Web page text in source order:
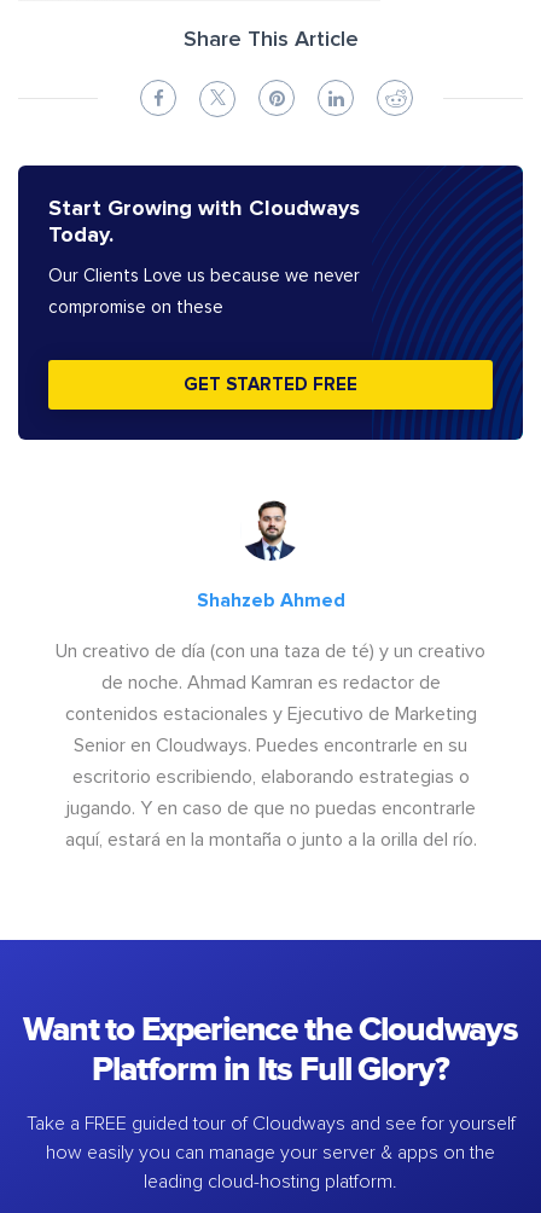
Share This Article
Start Growing with Cloudways
Today.
Our Clients Love us because we never
compromise on these
GET STARTED FREE
Shahzeb Ahmed
Un creativo de día (con una taza de té) y un creativo
de noche. Ahmad Kamran es redactor de
contenidos estacionales y Ejecutivo de Marketing
Senior en Cloudways. Puedes encontrarle en su
escritorio escribiendo, elaborando estrategias o
jugando. Y en caso de que no puedas encontrarle
aquí, estará en la montaña o junto a la orilla del río.
Want to Experience the Cloudways
Platform in Its Full Glory?
Take a FREE guided tour of Cloudways and see for yourself
how easily you can manage your server & apps on the
leading cloud-hosting platform.